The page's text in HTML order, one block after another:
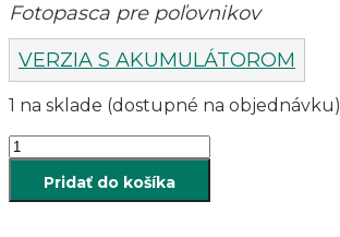
Fotopasca pre poľovnikov
VERZIA S AKUMULÁTOROM
1 na sklade (dostupné na objednávku)
množstvo
Fotopasca
MMS
Pridať do košíka